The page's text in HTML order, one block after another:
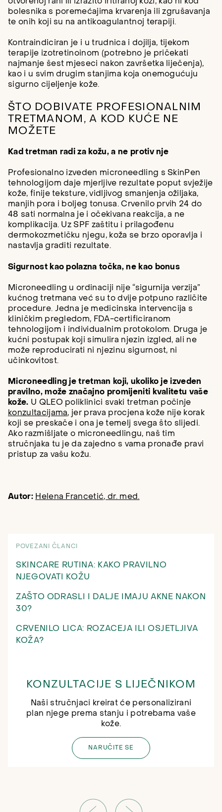
bolesnika s poremećajima krvarenja ili zgrušavanja
te onih koji su na antikoagulantnoj terapiji.
Kontraindiciran je i u trudnica i dojilja, tijekom
terapije izotretinoinom (potrebno je pričekati
najmanje šest mjeseci nakon završetka liječenja),
kao i u svim drugim stanjima koja onemogućuju
sigurno cijeljenje kože.
ŠTO DOBIVATE PROFESIONALNIM
TRETMANOM, A KOD KUĆE NE
MOŽETE
Kad tretman radi za kožu, a ne protiv nje
Profesionalno izveden microneedling s SkinPen
tehnologijom daje mjerljive rezultate poput svježije
kože, finije teksture, vidljivog smanjenja ožiljaka,
manjih pora i boljeg tonusa. Crvenilo prvih 24 do
48 sati normalna je i očekivana reakcija, a ne
komplikacija. Uz SPF zaštitu i prilagođenu
dermokozmetičku njegu, koža se brzo oporavlja i
nastavlja graditi rezultate.
Sigurnost kao polazna točka, ne kao bonus
Microneedling u ordinaciji nije “sigurnija verzija”
kućnog tretmana već su to dvije potpuno različite
procedure. Jedna je medicinska intervencija s
kliničkim pregledom, FDA-certificiranom
tehnologijom i individualnim protokolom. Druga je
kućni postupak koji simulira njezin izgled, ali ne
može reproducirati ni njezinu sigurnost, ni
učinkovitost.
Microneedling je tretman koji, ukoliko je izveden
pravilno, može značajno promijeniti kvalitetu vaše
kože. U QLEO poliklinici svaki tretman počinje
konzultacijama, jer prava procjena kože nije korak
koji se preskače i ona je temelj svega što slijedi.
Ako razmišljate o microneedlingu, naš tim
stručnjaka tu je da zajedno s vama pronađe pravi
pristup za vašu kožu.
Autor: Helena Francetić, dr. med.
POVEZANI ČLANCI
SKINCARE RUTINA: KAKO PRAVILNO
NJEGOVATI KOŽU
ZAŠTO ODRASLI I DALJE IMAJU AKNE NAKON
30?
CRVENILO LICA: ROZACEJA ILI OSJETLJIVA
KOŽA?
KONZULTACIJE S LIJEČNIKOM
Naši stručnjaci kreirat će personalizirani
plan njege prema stanju i potrebama vaše
kože.
NARUČITE SE